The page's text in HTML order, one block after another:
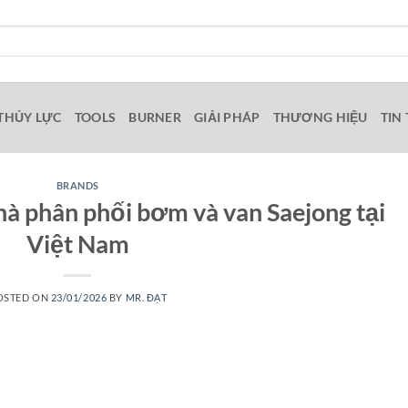
LỰC TOOLS BURNER GIẢI PHÁP THƯƠNG HIỆU TIN
BRANDS
phân phối bơm và van Saejong tại
Việt Nam
ON 23/01/2026 BY MR. ĐẠT